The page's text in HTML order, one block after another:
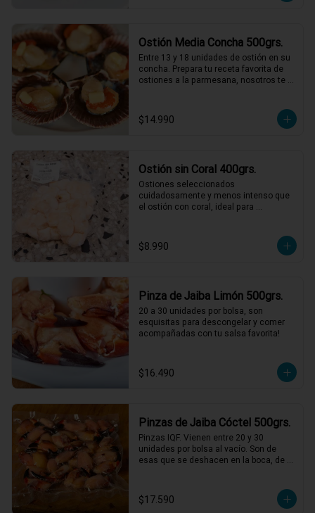
Ostión Media Concha 500grs.
Entre 13 y 18 unidades de ostión en su
concha. Prepara tu receta favorita de
ostiones a la parmesana, nosotros te
$14.990
Ostión sin Coral 400grs.
Ostiones seleccionados
cuidadosamente y menos intenso que
el ostión con coral, ideal para
$8.990
Pinza de Jaiba Limón 500grs.
20 a 30 unidades por bolsa, son
esquisitas para descongelar y comer
acompañadas con tu salsa favorita!
$16.490
Pinzas de Jaiba Cóctel 500grs.
Pinzas IQF. Vienen entre 20 y 30
unidades por bolsa al vacío. Son de
esas que se deshacen en la boca, de
mayonesas de varios sabores.
$17.590